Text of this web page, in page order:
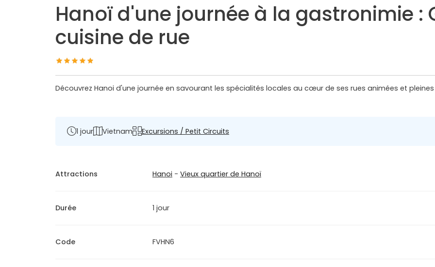
Hanoï d'une journée à la gastronimie :
cuisine de rue
Découvrez Hanoi d'une journée en savourant les spécialités locales au cœur de ses rues animées et
1 jour Vietnam Excursions / Petit Circuits
Attractions Hanoi - Vieux quartier de Hanoï
Durée 1 jour
Code FVHN6